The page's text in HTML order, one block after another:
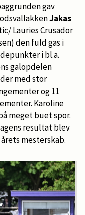
gav
Jakas
Lauries Crusador
den fuld gas i
i bl.a.
galopdelen
med stor
og 11
Karoline
meget buet spor.
resultat blev
mesterskab.